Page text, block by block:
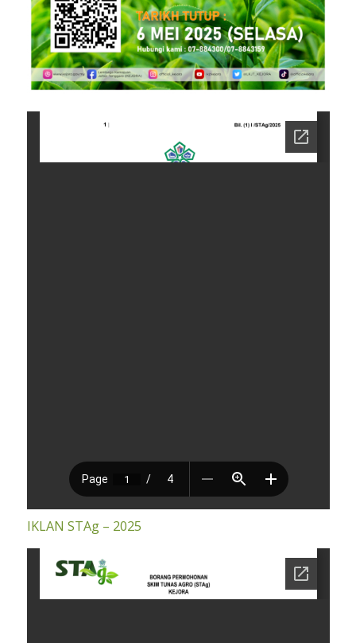
IKLAN STAg – 2025